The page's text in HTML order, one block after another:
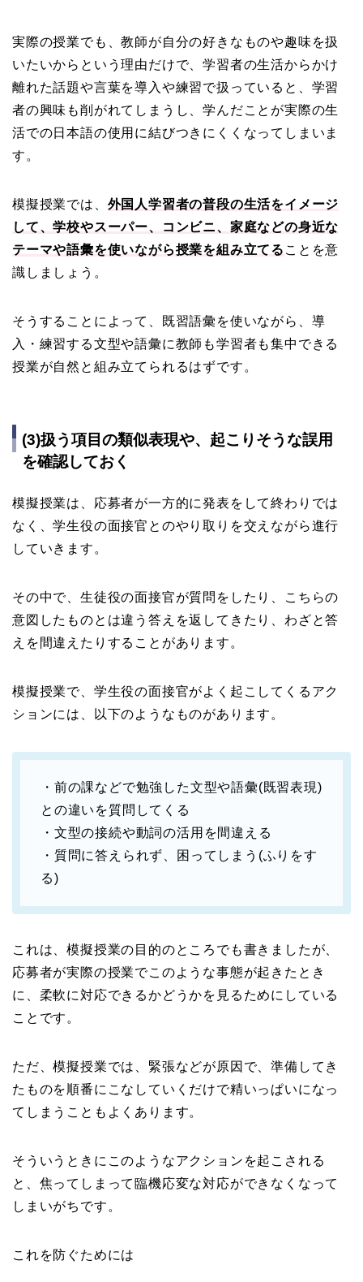
実際の授業でも、教師が自分の好きなものや趣味を扱
いたいからという理由だけで、学習者の生活からかけ
離れた話題や言葉を導入や練習で扱っていると、学習
者の興味も削がれてしまうし、学んだことが実際の生
活での日本語の使用に結びつきにくくなってしまいま
す。
模擬授業では、 外国人学習者の普段の生活をイメージ
して、学校やスーパー、コンビニ、家庭などの身近な
テーマや語彙を使いながら授業を組み立てる ことを意
識しましょう。
そうすることによって、既習語彙を使いながら、導
入・練習する文型や語彙に教師も学習者も集中できる
授業が自然と組み立てられるはずです。
(3)扱う項目の類似表現や、起こりそうな誤用
を確認しておく
模擬授業は、応募者が一方的に発表をして終わりでは
なく、学生役の面接官とのやり取りを交えながら進行
していきます。
その中で、生徒役の面接官が質問をしたり、こちらの
意図したものとは違う答えを返してきたり、わざと答
えを間違えたりすることがあります。
模擬授業で、学生役の面接官がよく起こしてくるアク
ションには、以下のようなものがあります。
・前の課などで勉強した文型や語彙(既習表現)
との違いを質問してくる
・文型の接続や動詞の活用を間違える
・質問に答えられず、困ってしまう(ふりをす
る)
これは、模擬授業の目的のところでも書きましたが、
応募者が実際の授業でこのような事態が起きたとき
に、柔軟に対応できるかどうかを見るためにしている
ことです。
ただ、模擬授業では、緊張などが原因で、準備してき
たものを順番にこなしていくだけで精いっぱいになっ
てしまうこともよくあります。
そういうときにこのようなアクションを起こされる
と、焦ってしまって臨機応変な対応ができなくなって
しまいがちです。
これを防ぐためには